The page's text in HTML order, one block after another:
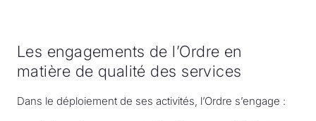
Les engagements de l’Ordre en
matière de qualité des services
Dans le déploiement de ses activités, l’Ordre s’engage :